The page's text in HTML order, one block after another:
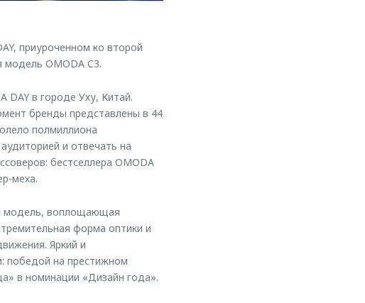
приуроченном ко второй
OMODA C3.
DAY в городе Уху, Китай.
бренды представлены в 44
полмиллиона
и отвечать на
бестселлера OMODA
меха.
модель, воплощающая
форма оптики и
Яркий и
победой на престижном
в номинации «Дизайн года».